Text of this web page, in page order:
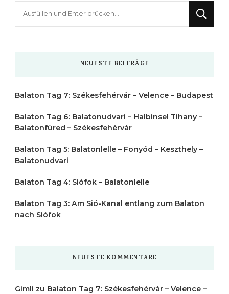
NEUESTE BEITRÄGE
Balaton Tag 7: Székesfehérvár – Velence – Budapest
Balaton Tag 6: Balatonudvari – Halbinsel Tihany –
Balatonfüred – Székesfehérvár
Balaton Tag 5: Balatonlelle – Fonyód – Keszthely –
Balatonudvari
Balaton Tag 4: Siófok – Balatonlelle
Balaton Tag 3: Am Sió-Kanal entlang zum Balaton
nach Siófok
NEUESTE KOMMENTARE
Gimli zu Balaton Tag 7: Székesfehérvár – Velence –